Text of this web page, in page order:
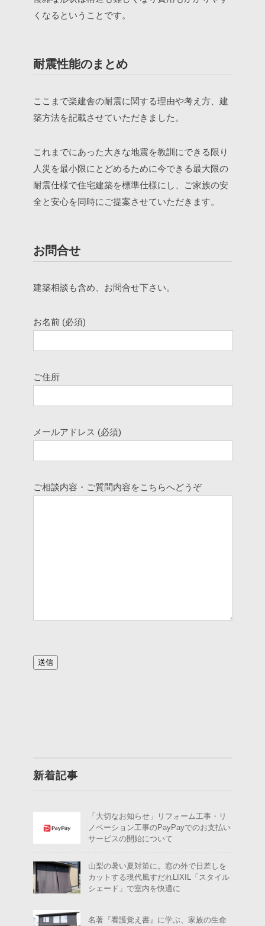
くなるということです。
耐震性能のまとめ
ここまで楽建舎の耐震に関する理由や考え方、建
築方法を記載させていただきました。
これまでにあった大きな地震を教訓にできる限り
人災を最小限にとどめるために今できる最大限の
耐震仕様で住宅建築を標準仕様にし、ご家族の安
全と安心を同時にご提案させていただきます。
お問合せ
建築相談も含め、お問合せ下さい。
お名前 (必須)
ご住所
メールアドレス (必須)
ご相談内容・ご質問内容をこちらへどうぞ
新着記事
「大切なお知らせ」リフォーム工事・リ
ノベーション工事のPayPayでのお支払い
サービスの開始について
山梨の暑い夏対策に。窓の外で日差しを
カットする現代風すだれLIXIL「スタイル
シェード」で室内を快適に
名著『看護覚え書』に学ぶ、家族の生命